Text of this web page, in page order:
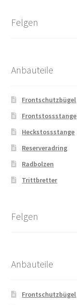
Felgen
Anbauteile
Frontschutzbügel
Frontstossstange
Heckstossstange
Reserveradring
Radbolzen
Trittbretter
Felgen
Anbauteile
Frontschutzbügel